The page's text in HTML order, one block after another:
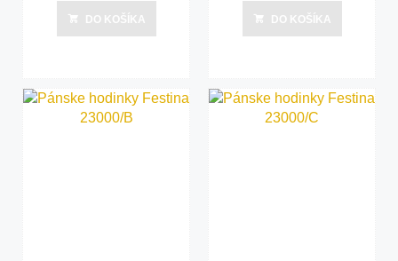
dní
Posledná aktualizácia dnes o 07:00
DO KOŠÍKA
dní
Posledná aktualizácia dnes o 07:00
DO KOŠÍKA